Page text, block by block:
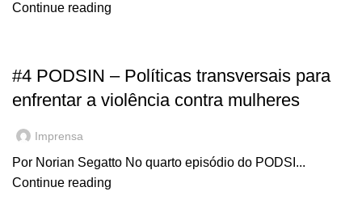
Continue reading
#4 PODSIN – Políticas transversais para
enfrentar a violência contra mulheres
Imprensa
Por Norian Segatto No quarto episódio do PODSI...
Continue reading